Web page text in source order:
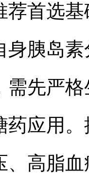
荐首选
身胰岛
需先严
药应用
、高脂